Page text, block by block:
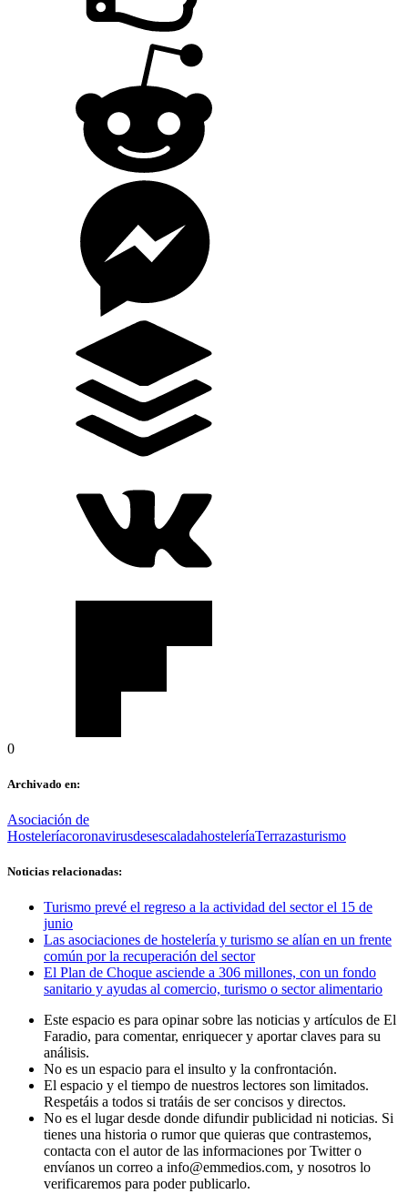
0
Archivado en:
Asociación de
HosteleríacoronavirusdesescaladahosteleríaTerrazasturismo
Noticias relacionadas:
Turismo prevé el regreso a la actividad del sector el 15 de
junio
Las asociaciones de hostelería y turismo se alían en un frente
común por la recuperación del sector
El Plan de Choque asciende a 306 millones, con un fondo
sanitario y ayudas al comercio, turismo o sector alimentario
Este espacio es para opinar sobre las noticias y artículos de El
Faradio, para comentar, enriquecer y aportar claves para su
análisis.
No es un espacio para el insulto y la confrontación.
El espacio y el tiempo de nuestros lectores son limitados.
Respetáis a todos si tratáis de ser concisos y directos.
No es el lugar desde donde difundir publicidad ni noticias. Si
tienes una historia o rumor que quieras que contrastemos,
contacta con el autor de las informaciones por Twitter o
envíanos un correo a info@emmedios.com, y nosotros lo
verificaremos para poder publicarlo.